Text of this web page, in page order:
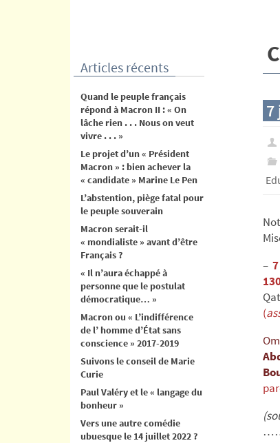
7
–
(
Articles récents
Quand le peuple français
répond à Macron II : « On
lâche rien . . . Nous on veut
vivre . . . »
Le projet d’un « Président
Macron » : bien achever la
« candidate » Marine Le Pen
L’abstention, piège fatal pour
le peuple souverain
Macron serait-il
« mondialiste » avant d’être
Français ?
« Il n’aura échappé à
personne que le postulat
démocratique… »
Macron ou « L’indifférence
de l’ homme d’État sans
conscience » 2017-2019
Suivons le conseil de Marie
Curie
Paul Valéry et le « langage du
bonheur »
Vers une autre comédie
ubuesque le 14 juillet 2022 ?